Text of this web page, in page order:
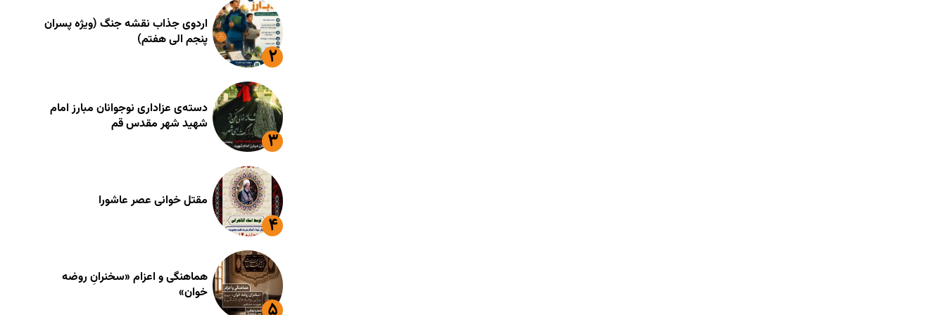
اردوی جذاب نقشه جنگ (ویژه پسران
پنجم الی هفتم)
دسته‌ی عزاداری نوجوانان مبارز امام
شهید شهر مقدس قم
مقتل خوانی عصر عاشورا
هماهنگی و اعزام «سخنرانِ روضه
خوان»